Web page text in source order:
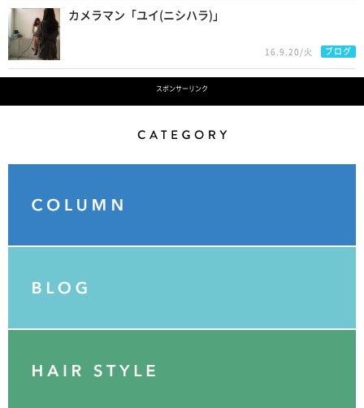
カメラマン「ユイ(ニシハラ)」
16.9.20/火 ブログ
スポンサーリンク